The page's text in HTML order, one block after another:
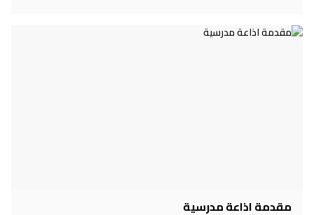
مقدمة اذاعة مدرسية